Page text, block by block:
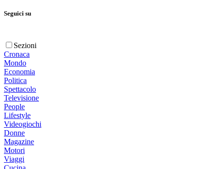
Seguici su
Sezioni
Cronaca
Mondo
Economia
Politica
Spettacolo
Televisione
People
Lifestyle
Videogiochi
Donne
Magazine
Motori
Viaggi